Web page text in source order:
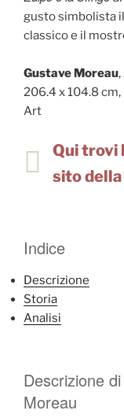
gusto simbolista
classico e il
Gustave Moreau,
206.4 x 104.8
Art
Qui trovi
sito della
Indice
Descrizione
Storia
Analisi
Descrizione
Moreau